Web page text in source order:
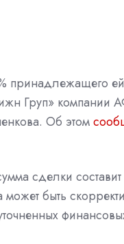
принадлежащего ей
Груп» компании
Об этом
сделки
быть